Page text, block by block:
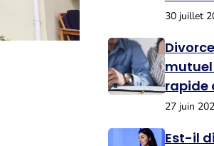
30 juillet
mutuel
rapide
27 juin
Est-il